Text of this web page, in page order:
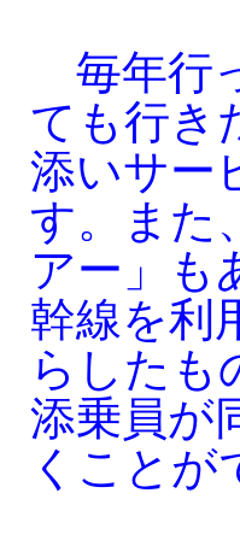
毎年行
ても行き
添いサー
す。また
アー」も
幹線を利
らしたも
添乗員が
くこと